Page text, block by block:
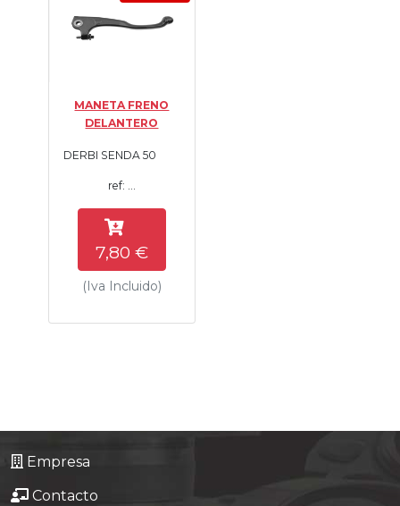
Tasaciones
Empresa
Contacto
MANETA FRENO
DELANTERO
DERBI SENDA 50
ref: ...
7,80 €
(Iva Incluido)
Empresa
Contacto